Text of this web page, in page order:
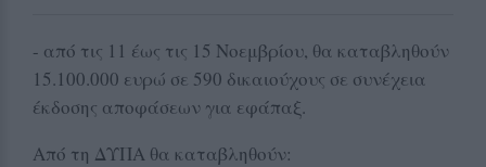
- από τις 11 έως τις 15 Νοεμβρίου, θα καταβληθούν
15.100.000 ευρώ σε 590 δικαιούχους σε συνέχεια
έκδοσης αποφάσεων για εφάπαξ.
Από τη ΔΥΠΑ θα καταβληθούν: